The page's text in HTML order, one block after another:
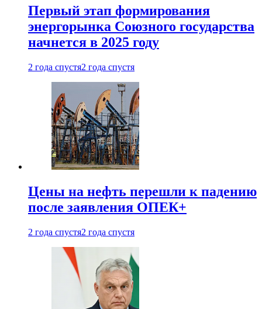
Первый этап формирования
энергорынка Союзного государства
начнется в 2025 году
2 года спустя2 года спустя
Цены на нефть перешли к падению
после заявления ОПЕК+
2 года спустя2 года спустя